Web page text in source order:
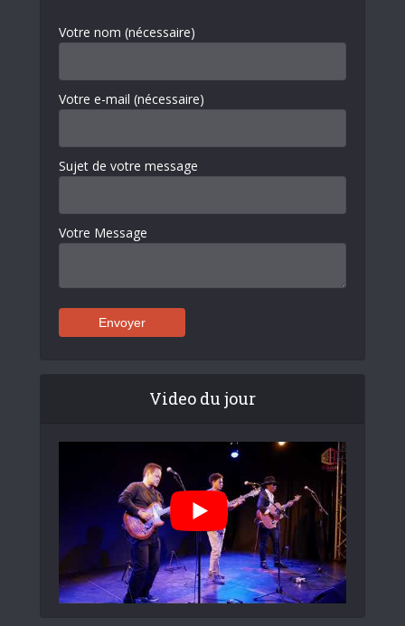
Votre nom (nécessaire)
Votre e-mail (nécessaire)
Sujet de votre message
Votre Message
Video du jour